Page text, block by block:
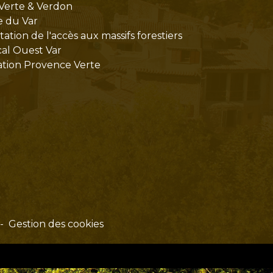
& Verdon
du Var
de l'accès aux massifs forestiers
Ouest Var
Provence Verte
- Gestion des cookies